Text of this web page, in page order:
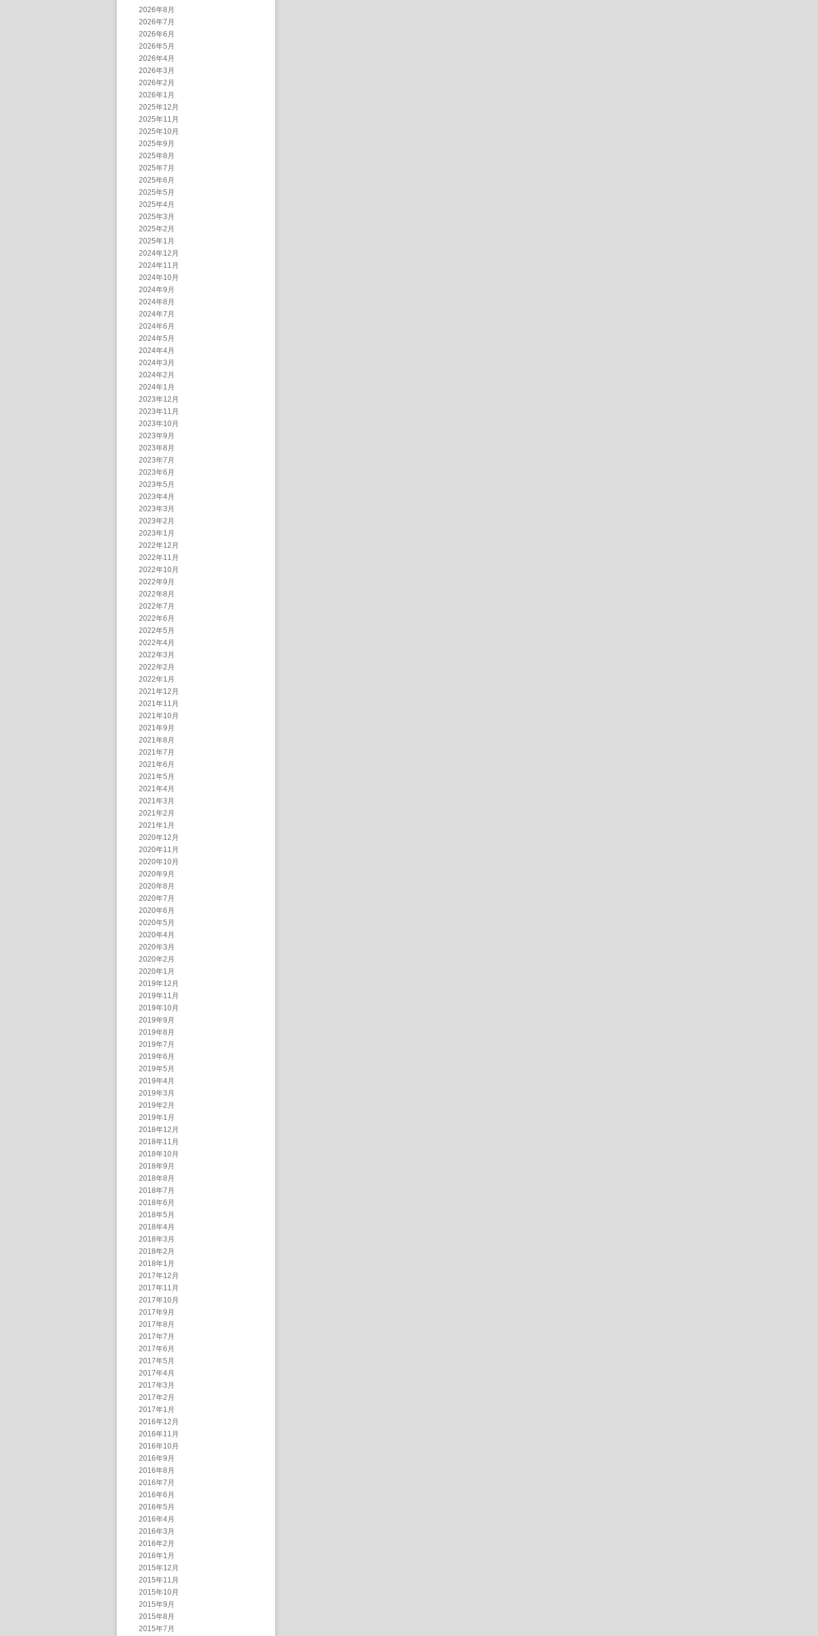
2026年8月
2026年7月
2026年6月
2026年5月
2026年4月
2026年3月
2026年2月
2026年1月
2025年12月
2025年11月
2025年10月
2025年9月
2025年8月
2025年7月
2025年6月
2025年5月
2025年4月
2025年3月
2025年2月
2025年1月
2024年12月
2024年11月
2024年10月
2024年9月
2024年8月
2024年7月
2024年6月
2024年5月
2024年4月
2024年3月
2024年2月
2024年1月
2023年12月
2023年11月
2023年10月
2023年9月
2023年8月
2023年7月
2023年6月
2023年5月
2023年4月
2023年3月
2023年2月
2023年1月
2022年12月
2022年11月
2022年10月
2022年9月
2022年8月
2022年7月
2022年6月
2022年5月
2022年4月
2022年3月
2022年2月
2022年1月
2021年12月
2021年11月
2021年10月
2021年9月
2021年8月
2021年7月
2021年6月
2021年5月
2021年4月
2021年3月
2021年2月
2021年1月
2020年12月
2020年11月
2020年10月
2020年9月
2020年8月
2020年7月
2020年6月
2020年5月
2020年4月
2020年3月
2020年2月
2020年1月
2019年12月
2019年11月
2019年10月
2019年9月
2019年8月
2019年7月
2019年6月
2019年5月
2019年4月
2019年3月
2019年2月
2019年1月
2018年12月
2018年11月
2018年10月
2018年9月
2018年8月
2018年7月
2018年6月
2018年5月
2018年4月
2018年3月
2018年2月
2018年1月
2017年12月
2017年11月
2017年10月
2017年9月
2017年8月
2017年7月
2017年6月
2017年5月
2017年4月
2017年3月
2017年2月
2017年1月
2016年12月
2016年11月
2016年10月
2016年9月
2016年8月
2016年7月
2016年6月
2016年5月
2016年4月
2016年3月
2016年2月
2016年1月
2015年12月
2015年11月
2015年10月
2015年9月
2015年8月
2015年7月